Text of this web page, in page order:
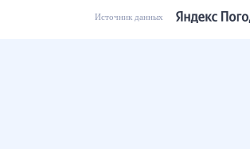
Источник данных